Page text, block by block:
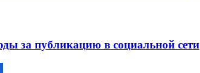
за публикацию в социальной сети